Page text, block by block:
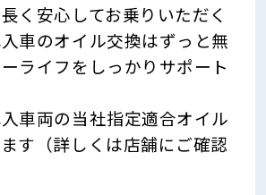
く安心してお乗りいただく
車のオイル交換はずっと無
ライフをしっかりサポート
車両の当社指定適合オイル
す（詳しくは店舗にご確認